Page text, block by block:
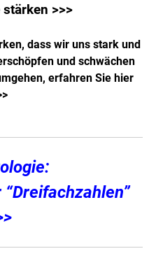
>>>
dass wir uns stark und
und schwächen
erfahren Sie hier